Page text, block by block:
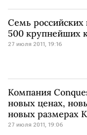
Семь
500 крупнейших
27 июля 2011, 19:16
Компания
новых ценах,
новых размерах
27 июля 2011, 19:06